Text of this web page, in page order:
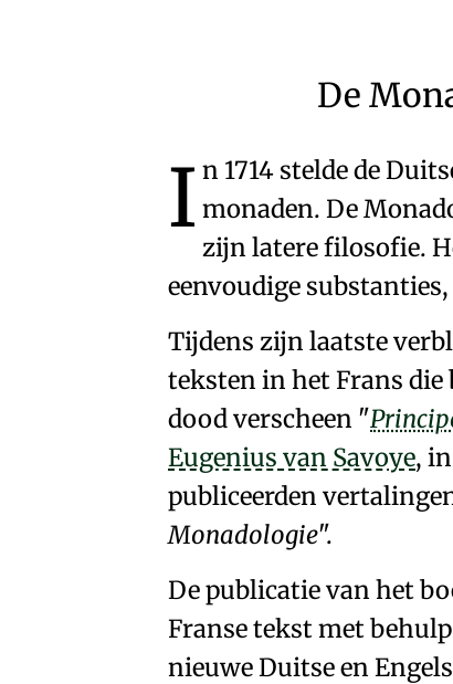
De
I n 1714 stelde de
monaden. De
zijn latere filosofie.
eenvoudige substanties
Tijdens zijn laatste
teksten in het Frans die
dood verscheen
Eugenius van Savoye,
publiceerden
Monadologie .
De publicatie van het
Franse tekst met
nieuwe Duitse en